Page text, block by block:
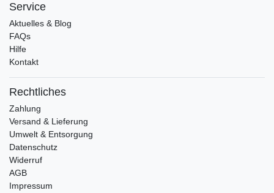
Service
Aktuelles & Blog
FAQs
Hilfe
Kontakt
Rechtliches
Zahlung
Versand & Lieferung
Umwelt & Entsorgung
Datenschutz
Widerruf
AGB
Impressum